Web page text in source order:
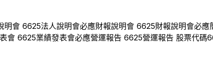
明會 6625法人說明會必應財報說明會 6625財報說明會必應
會 6625業績發表會必應營運報告 6625營運報告 股票代碼